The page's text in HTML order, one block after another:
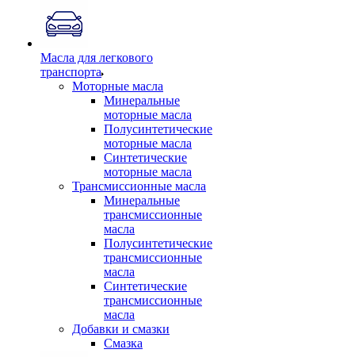
Масла для легкового
транспорта
Моторные масла
Минеральные
моторные масла
Полусинтетические
моторные масла
Синтетические
моторные масла
Трансмиссионные масла
Минеральные
трансмиссионные
масла
Полусинтетические
трансмиссионные
масла
Синтетические
трансмиссионные
масла
Добавки и смазки
Смазка